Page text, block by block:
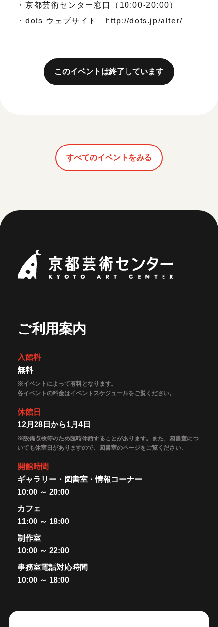
・京都芸術センター窓口（10:00-20:00）
・dots ウェブサイト http://dots.jp/alter/
このイベントは終了しています
すべてのイベントをみる
ご利用案内
入館料
無料
※イベントによって有料となります。
各イベントの料金はイベントスケジュールをご覧ください。
休館日
12月28日から1月4日
※設備点検等のため臨時休館することがあります。また、図書室につ
いても休室日がありますので、図書室のページをご覧ください。
開館時間
ギャラリー・図書室・情報コーナー
10:00 ～ 20:00
カフェ
11:00 ～ 18:00
制作室
10:00 ～ 22:00
事務室電話対応時間
10:00 ～ 18:00